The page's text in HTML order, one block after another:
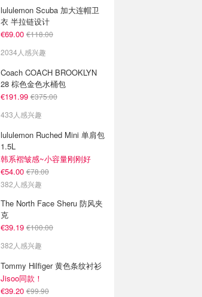
lululemon Scuba 加大连帽卫
衣 半拉链设计
€69.00 €118.00
2034人感兴趣
Coach COACH BROOKLYN
28 棕色金色水桶包
€191.99 €375.00
433人感兴趣
lululemon Ruched Mini 单肩包
1.5L
韩系褶皱感~小容量刚刚好
€54.00 €78.00
382人感兴趣
The North Face Sheru 防风夹
克
€39.19 €100.00
382人感兴趣
Tommy Hilfiger 黄色条纹衬衫
Jisoo同款！
€39.20 €99.90